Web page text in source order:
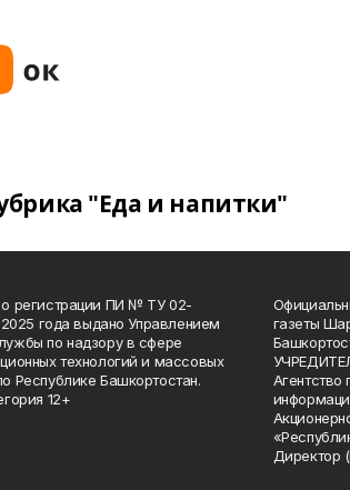
"Еда и напитки"
регистрации ПИ № ТУ 02-
года выдано Управлением
по надзору в сфере
технологий и массовых
Республике Башкортостан.
12+
газеты
Директор